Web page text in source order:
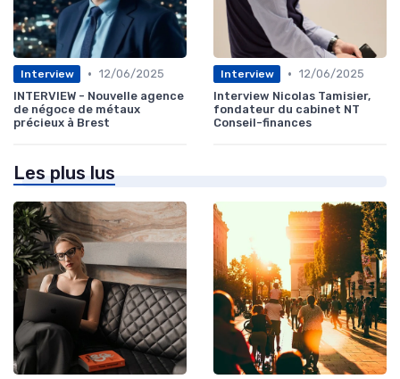
Interview • 12/06/2025
INTERVIEW - Nouvelle agence
de négoce de métaux
précieux à Brest
Interview • 12/06/2025
Interview Nicolas Tamisier,
fondateur du cabinet NT
Conseil-finances
Les plus lus